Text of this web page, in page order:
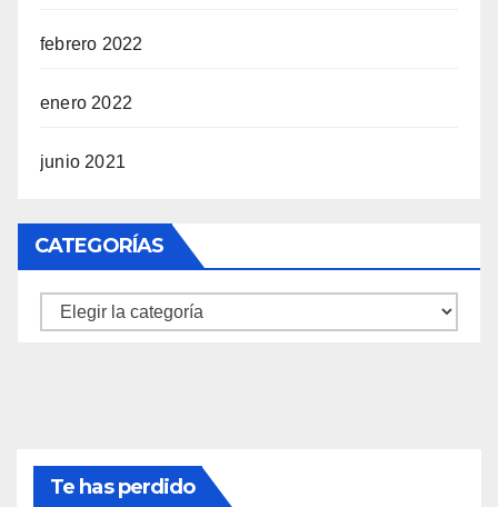
febrero 2022
enero 2022
junio 2021
CATEGORÍAS
Categorías
Te has perdido